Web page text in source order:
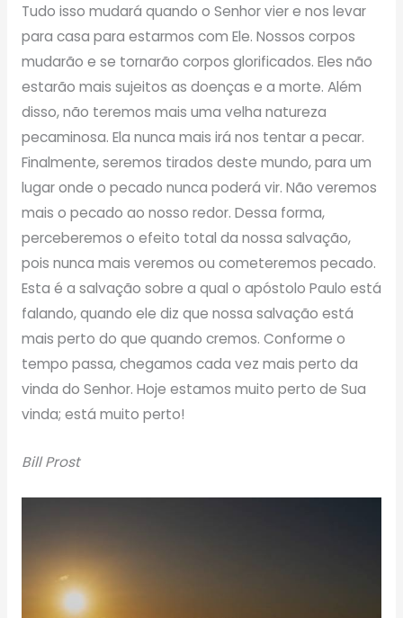
Tudo isso mudará quando o Senhor vier e nos levar
para casa para estarmos com Ele. Nossos corpos
mudarão e se tornarão corpos glorificados. Eles não
estarão mais sujeitos as doenças e a morte. Além
disso, não teremos mais uma velha natureza
pecaminosa. Ela nunca mais irá nos tentar a pecar.
Finalmente, seremos tirados deste mundo, para um
lugar onde o pecado nunca poderá vir. Não veremos
mais o pecado ao nosso redor. Dessa forma,
perceberemos o efeito total da nossa salvação,
pois nunca mais veremos ou cometeremos pecado.
Esta é a salvação sobre a qual o apóstolo Paulo está
falando, quando ele diz que nossa salvação está
mais perto do que quando cremos. Conforme o
tempo passa, chegamos cada vez mais perto da
vinda do Senhor. Hoje estamos muito perto de Sua
vinda; está muito perto!
Bill Prost